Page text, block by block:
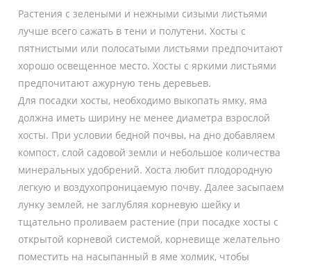
Растения с зелеными и нежными сизыми листьями
лучше всего сажать в тени и полутени. Хосты с
пятнистыми или полосатыми листьями предпочитают
хорошо освещенное место. Хосты с яркими листьями
предпочитают ажурную тень деревьев.
Для посадки хосты, необходимо выкопать ямку, яма
должна иметь ширину не менее диаметра взрослой
хосты. При условии бедной почвы, на дно добавляем
компост, слой садовой земли и небольшое количества
минеральных удобрений. Хоста любит плодородную
легкую и воздухопроницаемую почву. Далее засыпаем
лунку землей, не заглубляя корневую шейку и
тщательно проливаем растение (при посадке хосты с
открытой корневой системой, корневище желательно
поместить на насыпанный в яме холмик, чтобы